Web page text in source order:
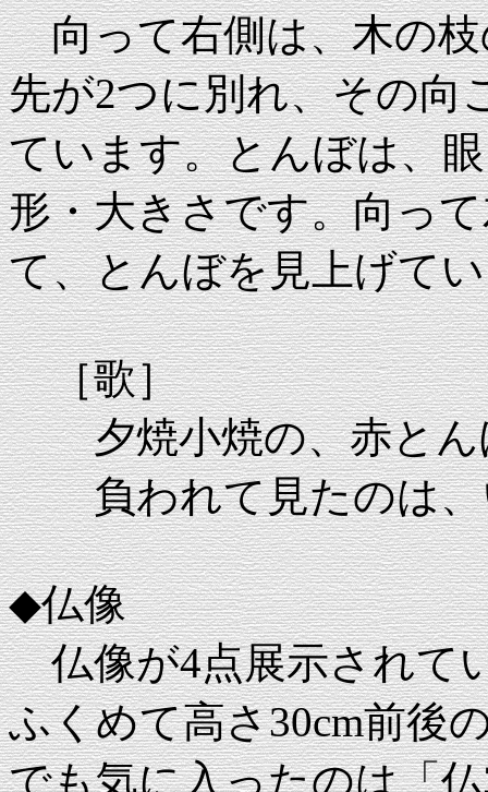
向って右側は、木の枝
先が2つに別れ、その向
ています。とんぼは、
形・大きさです。向っ
て、とんぼを見上げて
［歌］
夕焼小焼の、赤とん
負われて見たのは、
◆仏像
仏像が4点展示されて
ふくめて高さ30cm前後
でも気に入ったのは「